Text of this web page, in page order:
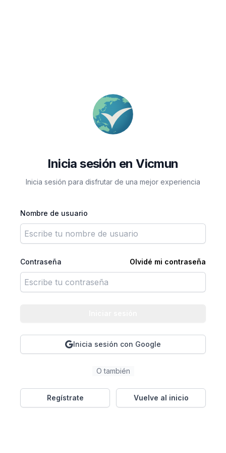
Inicia sesión en Vicmun
Inicia sesión para disfrutar de una mejor experiencia
Nombre de usuario
Contraseña Olvidé mi contraseña
Inicia sesión con Google
O también
Regístrate Vuelve al inicio